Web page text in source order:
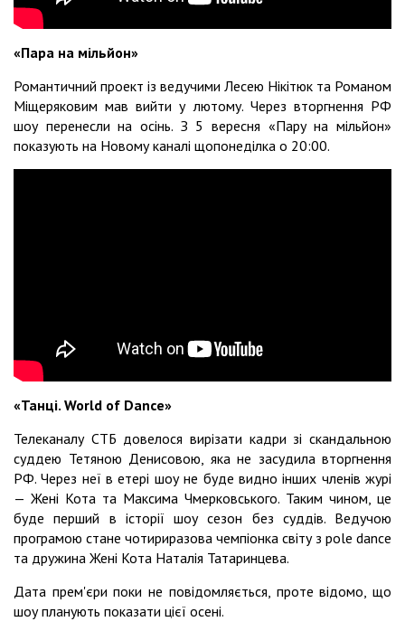
«Пара на мільйон»
Романтичний проект із ведучими Лесею Нікітюк та Романом
Міщеряковим мав вийти у лютому. Через вторгнення РФ
шоу перенесли на осінь. З 5 вересня «Пару на мільйон»
показують на Новому каналі щопонеділка о 20:00.
«Танці. World of Dance»
Телеканалу СТБ довелося вирізати кадри зі скандальною
суддею Тетяною Денисовою, яка не засудила вторгнення
РФ. Через неї в етері шоу не буде видно інших членів журі
— Жені Кота та Максима Чмерковського. Таким чином, це
буде перший в історії шоу сезон без суддів. Ведучою
програмою стане чотириразова чемпіонка світу з pole dance
та дружина Жені Кота Наталія Татаринцева.
Дата прем'єри поки не повідомляється, проте відомо, що
шоу планують показати цієї осені.